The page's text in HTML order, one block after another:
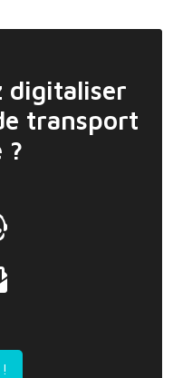
digitaliser
transport
?